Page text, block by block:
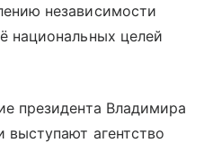
независимости
национальных целей
президента Владимира
выступают агентство